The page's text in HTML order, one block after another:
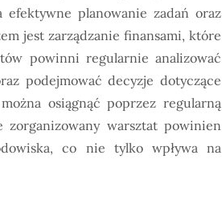
efektywne planowanie zadań oraz
jest zarządzanie finansami, które
powinni regularnie analizować
podejmować decyzje dotyczące
osiągnąć poprzez regularną
zorganizowany warsztat powinien
co nie tylko wpływa na